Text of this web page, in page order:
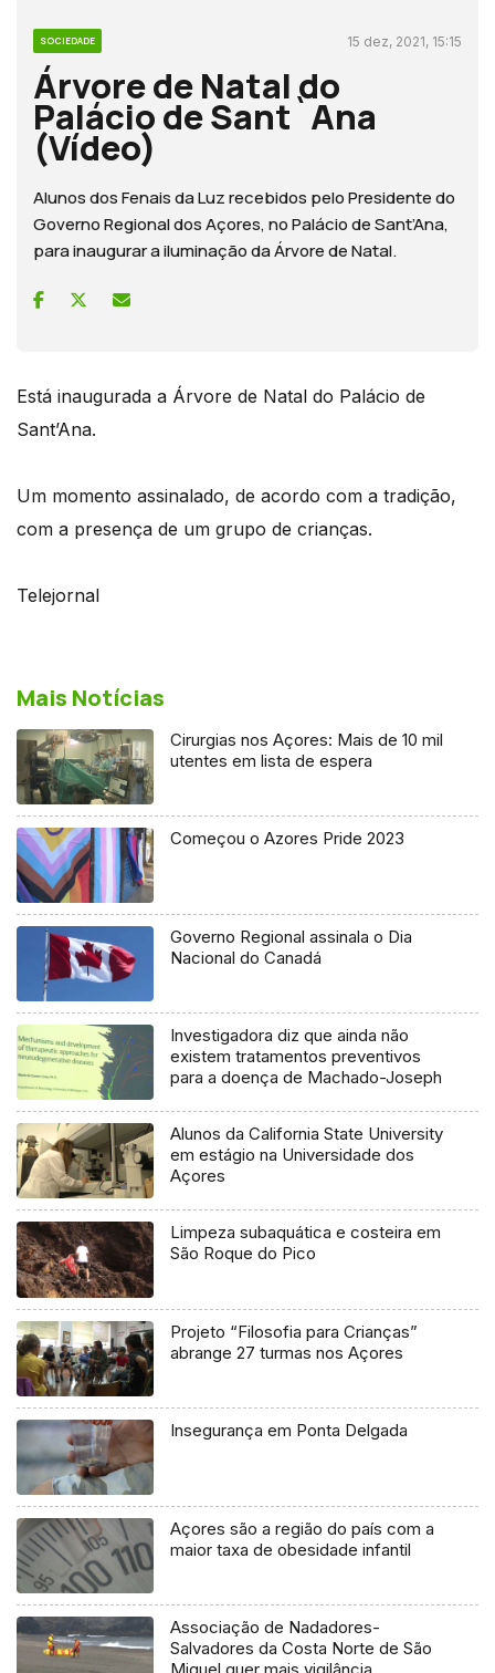
SOCIEDADE 15 dez, 2021, 15:15
Árvore de Natal do
Palácio de Sant`Ana
(Vídeo)
Alunos dos Fenais da Luz recebidos pelo Presidente do
Governo Regional dos Açores, no Palácio de Sant’Ana,
para inaugurar a iluminação da Árvore de Natal.
Está inaugurada a Árvore de Natal do Palácio de
Sant’Ana.
Um momento assinalado, de acordo com a tradição,
com a presença de um grupo de crianças.
Telejornal
Mais Notícias
Cirurgias nos Açores: Mais de 10 mil
utentes em lista de espera
Começou o Azores Pride 2023
Governo Regional assinala o Dia
Nacional do Canadá
Investigadora diz que ainda não
existem tratamentos preventivos
para a doença de Machado-Joseph
Alunos da California State University
em estágio na Universidade dos
Açores
Limpeza subaquática e costeira em
São Roque do Pico
Projeto “Filosofia para Crianças”
abrange 27 turmas nos Açores
Insegurança em Ponta Delgada
Açores são a região do país com a
maior taxa de obesidade infantil
Associação de Nadadores-
Salvadores da Costa Norte de São